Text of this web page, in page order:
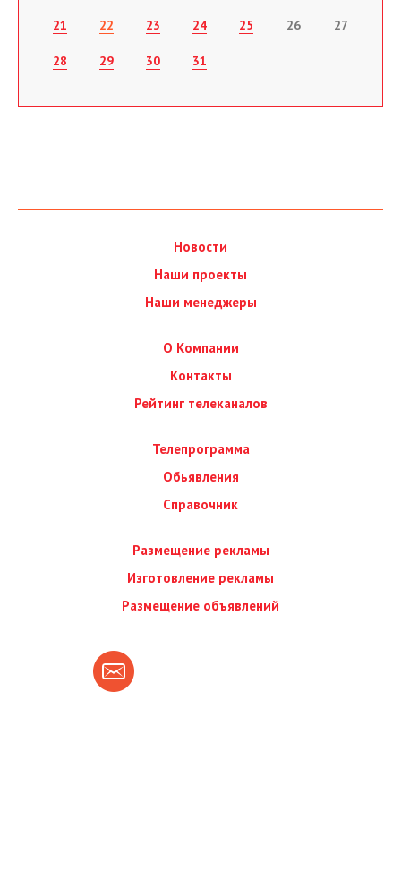
21 22 23 24 25 26 27
28 29 30 31
Новости
Наши проекты
Наши менеджеры
О Компании
Контакты
Рейтинг телеканалов
Телепрограмма
Обьявления
Справочник
Размещение рекламы
Изготовление рекламы
Размещение объявлений